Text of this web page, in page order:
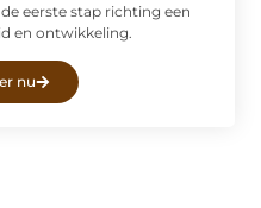
eerste stap richting een
en ontwikkeling.
nu